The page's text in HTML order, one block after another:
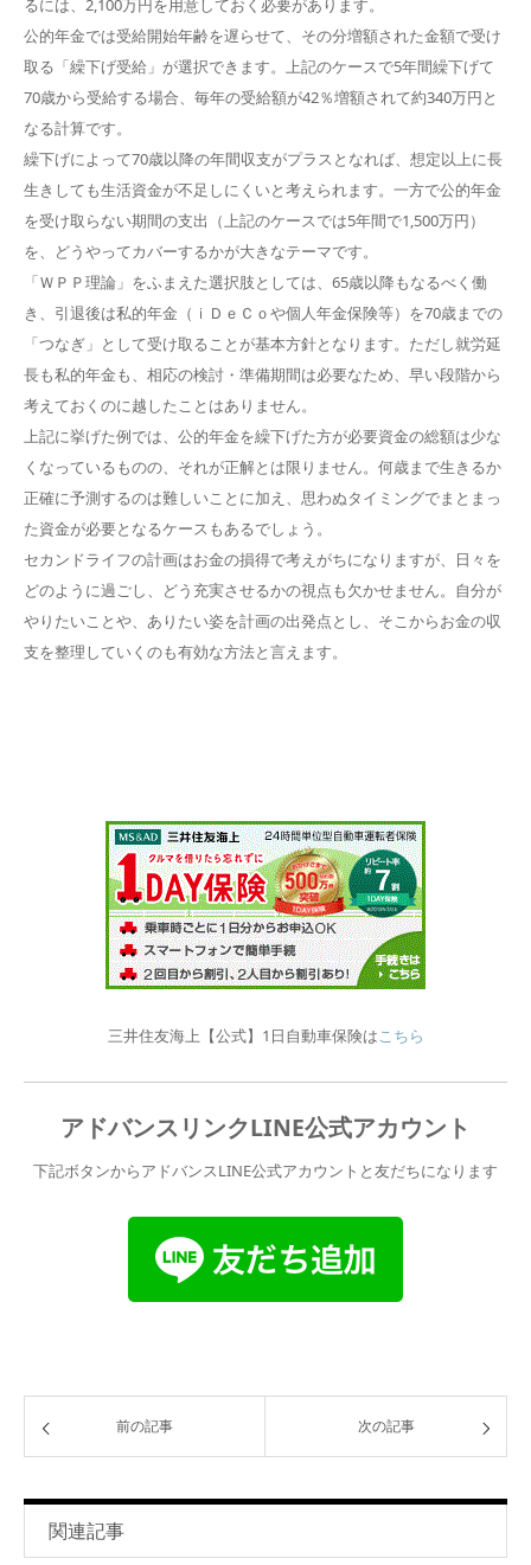
るには、2,100万円を用意しておく必要があります。
公的年金では受給開始年齢を遅らせて、その分増額された金額で受け
取る「繰下げ受給」が選択できます。上記のケースで5年間繰下げて
70歳から受給する場合、毎年の受給額が42％増額されて約340万円と
なる計算です。
繰下げによって70歳以降の年間収支がプラスとなれば、想定以上に長
生きしても生活資金が不足しにくいと考えられます。一方で公的年金
を受け取らない期間の支出（上記のケースでは5年間で1,500万円）
を、どうやってカバーするかが大きなテーマです。
「ＷＰＰ理論」をふまえた選択肢としては、65歳以降もなるべく働
き、引退後は私的年金（ｉＤｅＣｏや個人年金保険等）を70歳までの
「つなぎ」として受け取ることが基本方針となります。ただし就労延
長も私的年金も、相応の検討・準備期間は必要なため、早い段階から
考えておくのに越したことはありません。
上記に挙げた例では、公的年金を繰下げた方が必要資金の総額は少な
くなっているものの、それが正解とは限りません。何歳まで生きるか
正確に予測するのは難しいことに加え、思わぬタイミングでまとまっ
た資金が必要となるケースもあるでしょう。
セカンドライフの計画はお金の損得で考えがちになりますが、日々を
どのように過ごし、どう充実させるかの視点も欠かせません。自分が
やりたいことや、ありたい姿を計画の出発点とし、そこからお金の収
支を整理していくのも有効な方法と言えます。
三井住友海上【公式】1日自動車保険はこちら
アドバンスリンクLINE公式アカウント
下記ボタンからアドバンスLINE公式アカウントと友だちになります
前の記事 次の記事
関連記事